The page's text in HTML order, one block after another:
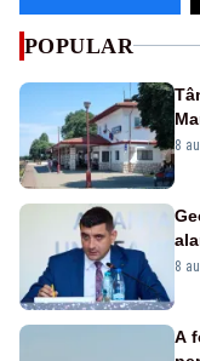
POPULAR
8
8
A